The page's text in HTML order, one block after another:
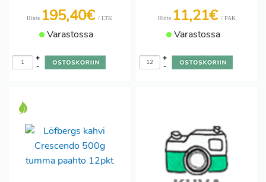
Hinta 195,40€ / LTK
Varastossa
-
+
Hinta 11,21€ / PAK
Varastossa
-
+